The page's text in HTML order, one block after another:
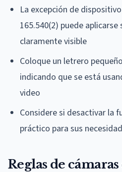
La excepción de
165.540(2) puede aplicarse
claramente visible
Coloque un letrero
indicando que se está
video
Considere si desactivar la
práctico para sus
Reglas de